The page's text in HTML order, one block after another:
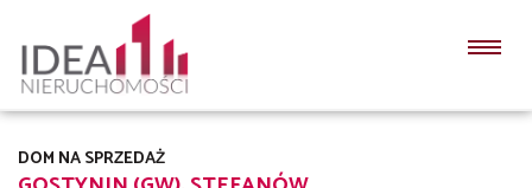
DOM NA SPRZEDAŻ